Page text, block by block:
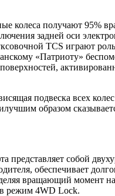
колеса получают 95%
задней оси
TCS играют
«Патриоту»
подвеска всех
образом
собой
обеспечивает
вращающий момент
в режим 4WD Lock.